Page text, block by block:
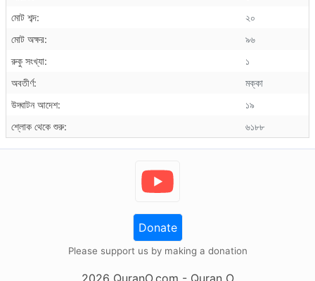
মোট শব্দ:
২০
মোট অক্ষর:
৯৬
রুকু সংখ্যা:
১
অবতীর্ণ:
মক্কা
উদ্ঘাটন আদেশ:
১৯
শ্লোক থেকে শুরু:
৬১৮৮
Donate
Please support us by making a donation
2026 QuranO.com - Quran O